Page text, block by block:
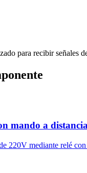
para recibir señales
mando a
220V mediante relé